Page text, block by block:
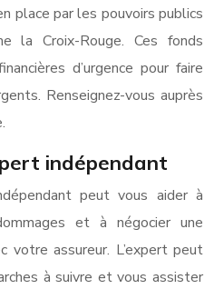
place par les pouvoirs publics
la Croix-Rouge. Ces fonds
d’urgence pour faire
Renseignez-vous auprès
indépendant
peut vous aider à
et à négocier une
votre assureur. L’expert peut
à suivre et vous assister